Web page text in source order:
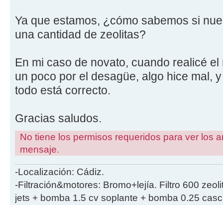
Ya que estamos, ¿cómo sabemos si
una cantidad de zeolitas?
En mi caso de novato, cuando realicé
un poco por el desagüe, algo hice mal,
todo está correcto.
Gracias saludos.
No tiene los permisos requeridos para ver los
mensaje.
-Localización: Cádiz.
-Filtración&motores: Bromo+lejía. Filtro 600
jets + bomba 1.5 cv soplante + bomba 0.25